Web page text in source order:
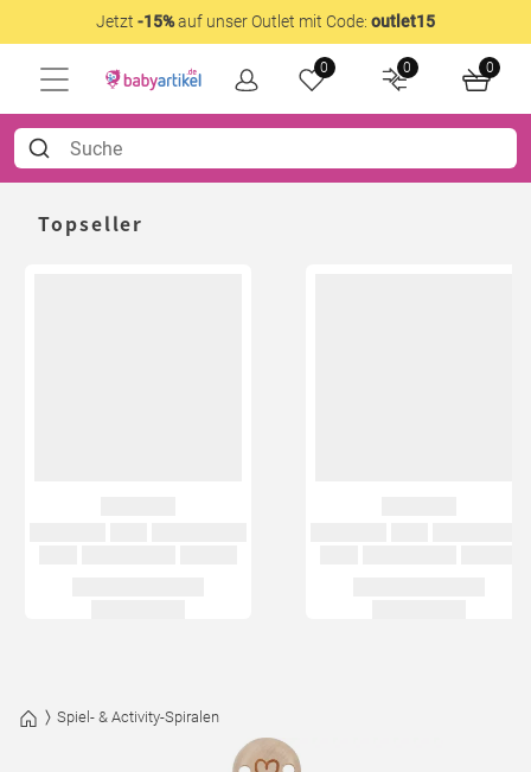
Jetzt -15%auf unser Outlet mit Code: outlet15
0 0 0
Topseller
Spiel- & Activity-Spiralen